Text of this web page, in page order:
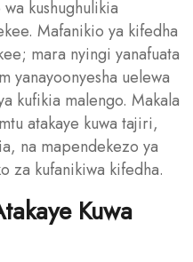
kushughulikia
Mafanikio ya kifedha
mara nyingi yanafuata
yanayoonyesha uelewa
kufikia malengo. Makala
atakaye kuwa tajiri,
na mapendekezo ya
za kufanikiwa kifedha.
Kuwa